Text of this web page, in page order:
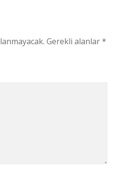
Gerekli alanlar*